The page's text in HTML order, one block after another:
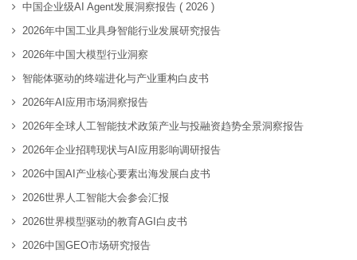
中国企业级AI Agent发展洞察报告 ( 2026 )
2026年中国工业具身智能行业发展研究报告
2026年中国大模型行业洞察
智能体驱动的终端进化与产业重构白皮书
2026年AI应用市场洞察报告
2026年全球人工智能技术政策产业与投融资趋势全景洞察报告
2026年企业招聘现状与AI应用影响调研报告
2026中国AI产业核心要素出海发展白皮书
2026世界人工智能大会参会汇报
2026世界模型驱动的教育AGI白皮书
2026中国GEO市场研究报告